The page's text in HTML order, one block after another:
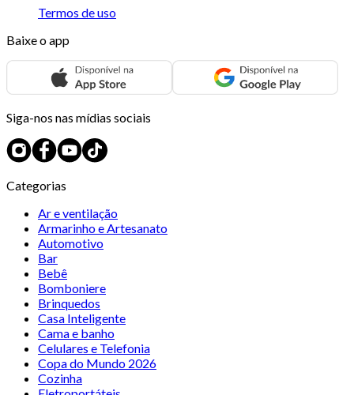
Termos de uso
Baixe o app
Siga-nos nas mídias sociais
Categorias
Ar e ventilação
Armarinho e Artesanato
Automotivo
Bar
Bebê
Bomboniere
Brinquedos
Casa Inteligente
Cama e banho
Celulares e Telefonia
Copa do Mundo 2026
Cozinha